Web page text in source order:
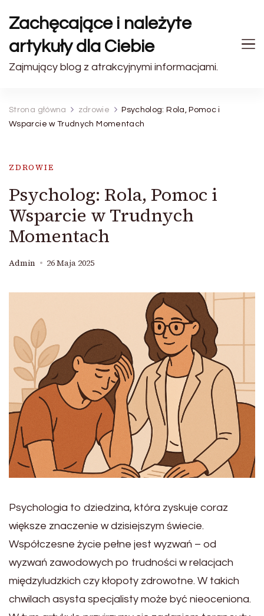
Zachęcające i należyte
artykuły dla Ciebie
Zajmujący blog z atrakcyjnymi informacjami.
Strona główna zdrowie
Psycholog: Rola, Pomoc i
Wsparcie w Trudnych Momentach
ZDROWIE
Psycholog: Rola, Pomoc i
Wsparcie w Trudnych
Momentach
Admin 26 Maja 2025
Psychologia to dziedzina, która zyskuje coraz
większe znaczenie w dzisiejszym świecie.
Współczesne życie pełne jest wyzwań – od
wyzwań zawodowych po trudności w relacjach
międzyludzkich czy kłopoty zdrowotne. W takich
chwilach asysta specjalisty może być nieoceniona.